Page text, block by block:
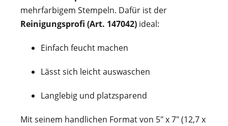
mehrfarbigem Stempeln. Dafür ist der
Reinigungsprofi (Art. 147042) ideal:
Einfach feucht machen
Lässt sich leicht auswaschen
Langlebig und platzsparend
Mit seinem handlichen Format von 5″ x 7″ (12,7 x